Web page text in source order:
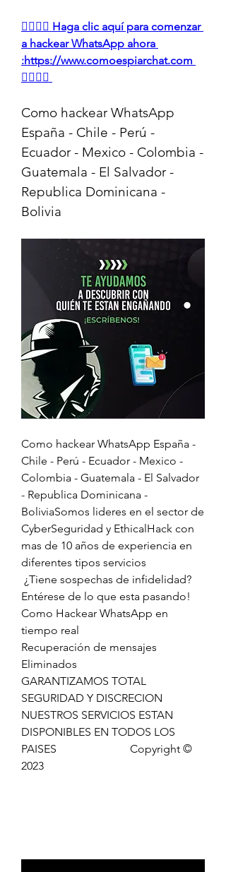
👉🏻👉🏻 Haga clic aquí para comenzar
a hackear WhatsApp ahora
:https://www.comoespiarchat.com
👈🏻👈🏻
Como hackear WhatsApp
España - Chile - Perú -
Ecuador - Mexico - Colombia -
Guatemala - El Salvador -
Republica Dominicana -
Bolivia
Como hackear WhatsApp España -
Chile - Perú - Ecuador - Mexico -
Colombia - Guatemala - El Salvador
- Republica Dominicana -
BoliviaSomos lideres en el sector de
CyberSeguridad y EthicalHack con
mas de 10 años de experiencia en
diferentes tipos servicios
¿Tiene sospechas de infidelidad?
Entérese de lo que esta pasando!
Como Hackear WhatsApp en
tiempo real
Recuperación de mensajes
Eliminados
GARANTIZAMOS TOTAL
SEGURIDAD Y DISCRECION
NUESTROS SERVICIOS ESTAN
DISPONIBLES EN TODOS LOS
PAISES                          Copyright ©
2023